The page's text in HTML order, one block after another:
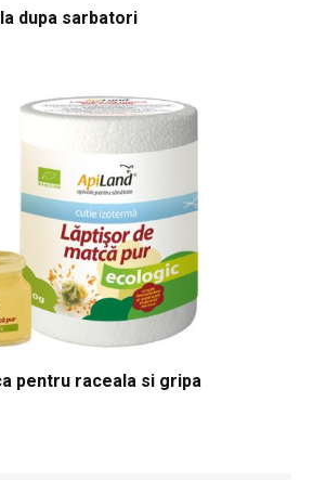
dupa sarbatori
pentru raceala si gripa